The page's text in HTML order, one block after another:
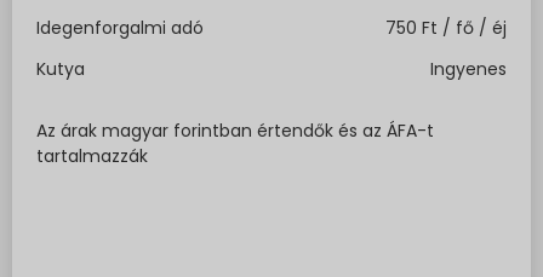
Idegenforgalmi adó
750 Ft / fő / éj
Kutya
Ingyenes
Az árak magyar forintban értendők és az ÁFA-t
tartalmazzák